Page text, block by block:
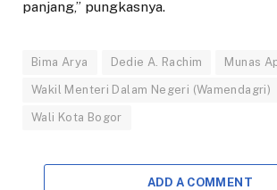
panjang,” pungkasnya.
Bima Arya Dedie A. Rachim Munas
Wakil Menteri Dalam Negeri (Wamendagri)
Wali Kota Bogor
ADD A COMMENT